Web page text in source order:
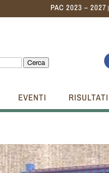
PAC 2023 – 2027 |
Cerca
EVENTI RISULTATI